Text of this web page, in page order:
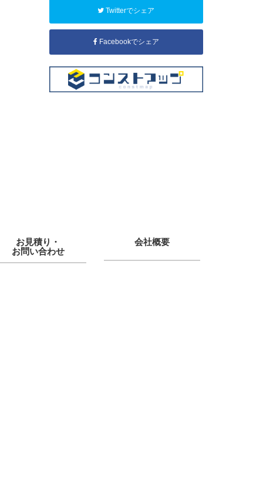
Twitterでシェア
Facebookでシェア
お見積り・
お問い合わせ
会社概要